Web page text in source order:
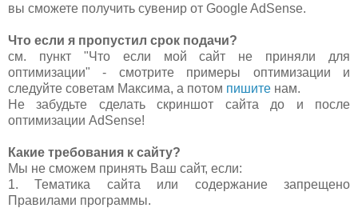
вы сможете получить сувенир от Google AdSense.
Что если я пропустил срок подачи?
см. пункт "Что если мой сайт не приняли для
оптимизации" - смотрите примеры оптимизации и
следуйте советам Максима, а потом пишите нам.
Не забудьте сделать скриншот сайта до и после
оптимизации AdSense!
Какие требования к сайту?
Мы не сможем принять Ваш сайт, если:
1. Тематика сайта или содержание запрещено
Правилами программы.